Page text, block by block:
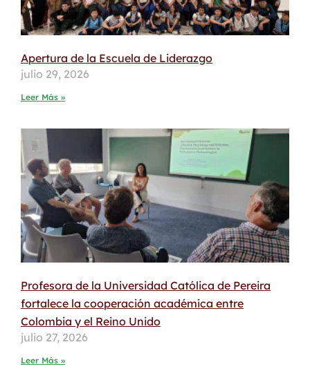
Apertura de la Escuela de Liderazgo
julio 29, 2026
Leer Más »
Profesora de la Universidad Católica de Pereira
fortalece la cooperación académica entre
Colombia y el Reino Unido
julio 27, 2026
Leer Más »